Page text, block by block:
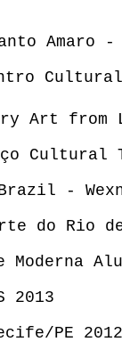
Amaro
Art
Cultural
-
do Rio
2013
PE 2012